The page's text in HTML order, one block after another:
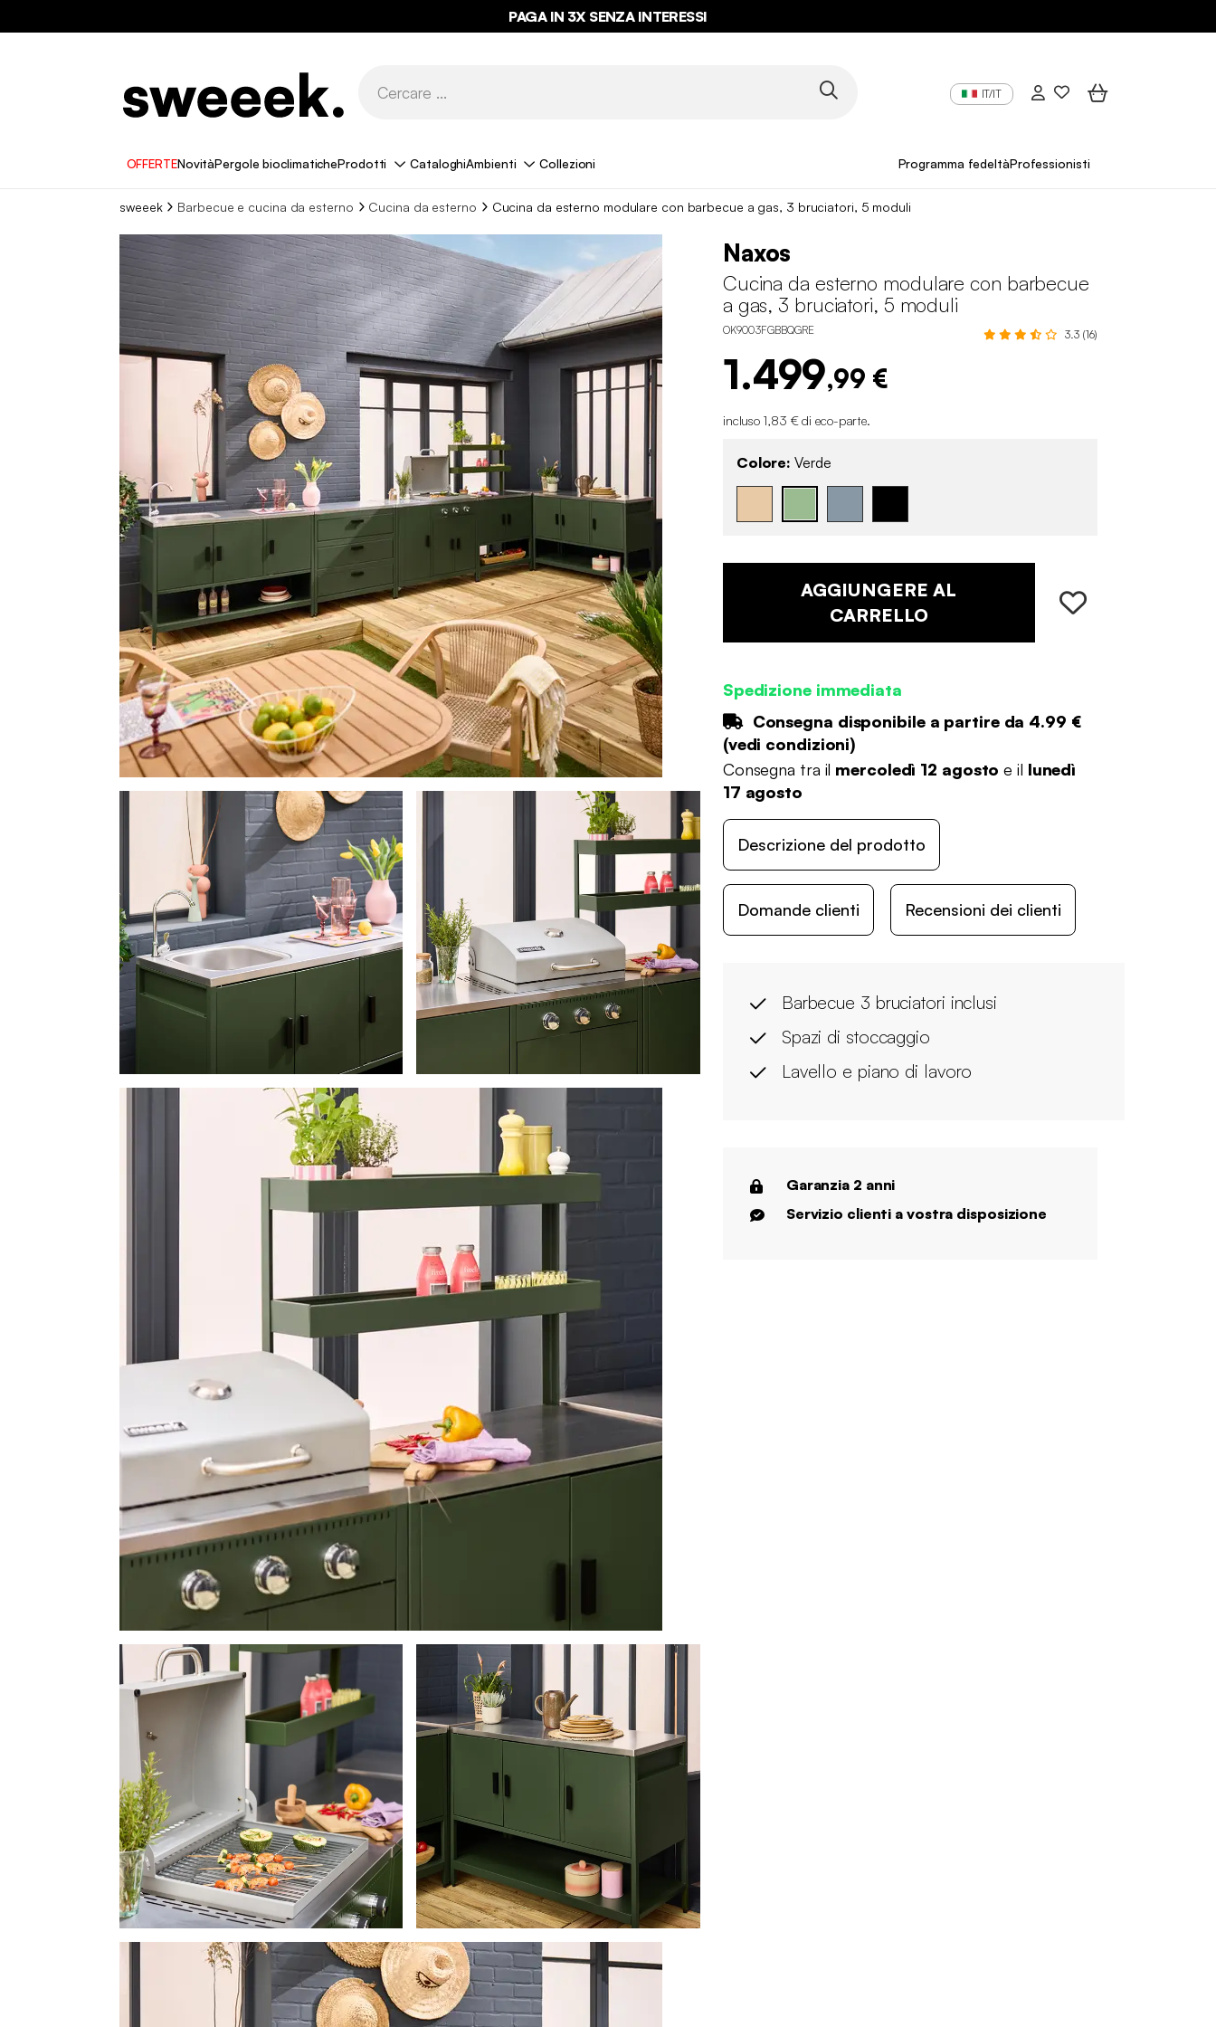
PAGA IN 3X SENZA INTERESSI
IT/IT
OFFERTENovitàPergole bioclimaticheProdotti CataloghiAmbienti Collezioni Programma fedeltàProfessionisti
sweeek Barbecue e cucina da esterno Cucina da esterno Cucina da esterno modulare con barbecue a gas, 3 bruciatori, 5 moduli
Naxos
Cucina da esterno modulare con barbecue
a gas, 3 bruciatori, 5 moduli
OK9003FGBBQGRE 3.3 (16)
1.499,99 €
incluso 1,83 € di eco-parte.
Colore: Verde
AGGIUNGERE AL
CARRELLO
Spedizione immediata
Consegna disponibile a partire da 4.99 €
(vedi condizioni)
Consegna tra il mercoledì 12 agosto e il lunedì
17 agosto
Descrizione del prodotto
Domande clienti Recensioni dei clienti
Barbecue 3 bruciatori inclusi
Spazi di stoccaggio
Lavello e piano di lavoro
Garanzia 2 anni
Servizio clienti a vostra disposizione